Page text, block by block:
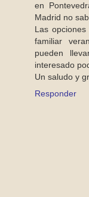
en
Madrid no
Las
familiar
pueden
interesado
Un saludo y
Responder